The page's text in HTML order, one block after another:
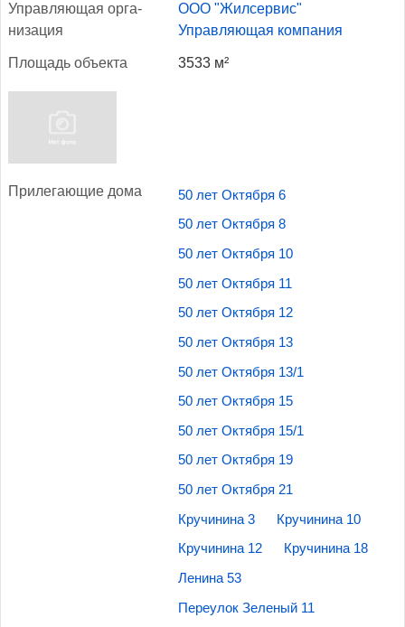
Уп­равля­ющая ор­га­
низа­ция
ООО "Жилсервис"
Управляющая компания
Пло­щадь объ­ек­та 3533 м²
При­лега­ющие до­ма 50 лет Октября 6
50 лет Октября 8
50 лет Октября 10
50 лет Октября 11
50 лет Октября 12
50 лет Октября 13
50 лет Октября 13/1
50 лет Октября 15
50 лет Октября 15/1
50 лет Октября 19
50 лет Октября 21
Кручинина 3 Кручинина 10
Кручинина 12 Кручинина 18
Ленина 53
Переулок Зеленый 11